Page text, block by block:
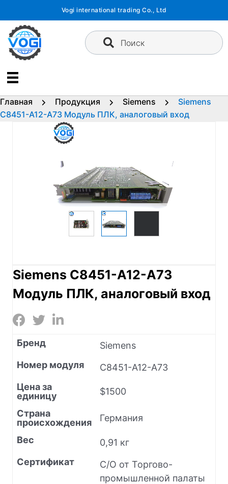
содержимому
Vogi international trading Co., Ltd
Поиск
Главная Продукция Siemens
Siemens
C8451-A12-A73 Модуль ПЛК, аналоговый вход
Siemens C8451-A12-A73
Модуль ПЛК, аналоговый вход
Бренд
Siemens
Номер модуля
C8451-A12-A73
Цена за
единицу
$1500
Страна
происхождения
Германия
Вес
0,91 кг
Сертификат
C/O от Торгово-
промышленной палаты